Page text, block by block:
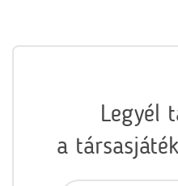
Legyél
a